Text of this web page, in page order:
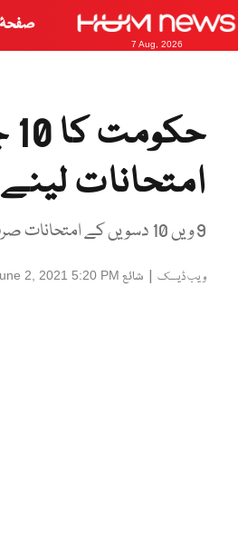
7 Aug, 2026
صفحۂ
امتحانات
9 ویں 10 دسویں کے امتحانات صرف اختیاری مضامین اور ریاضی کا ہو گا۔وفاقی وزیر تعلیم
ویب ڈیسک | شائع 2, 2021 5:20 PM